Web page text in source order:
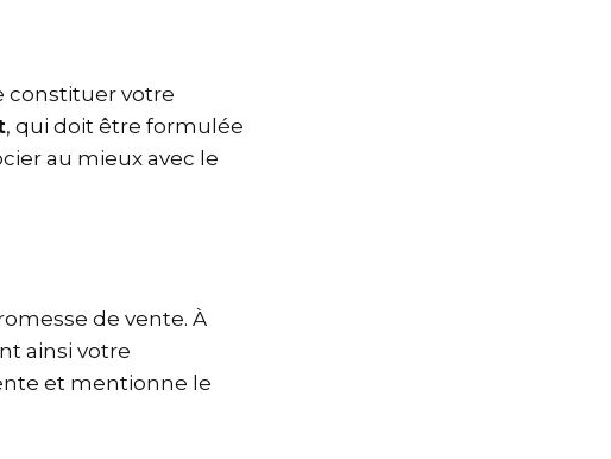
constituer votre
, qui doit être formulée
au mieux avec le
de vente. À
ainsi votre
et mentionne le